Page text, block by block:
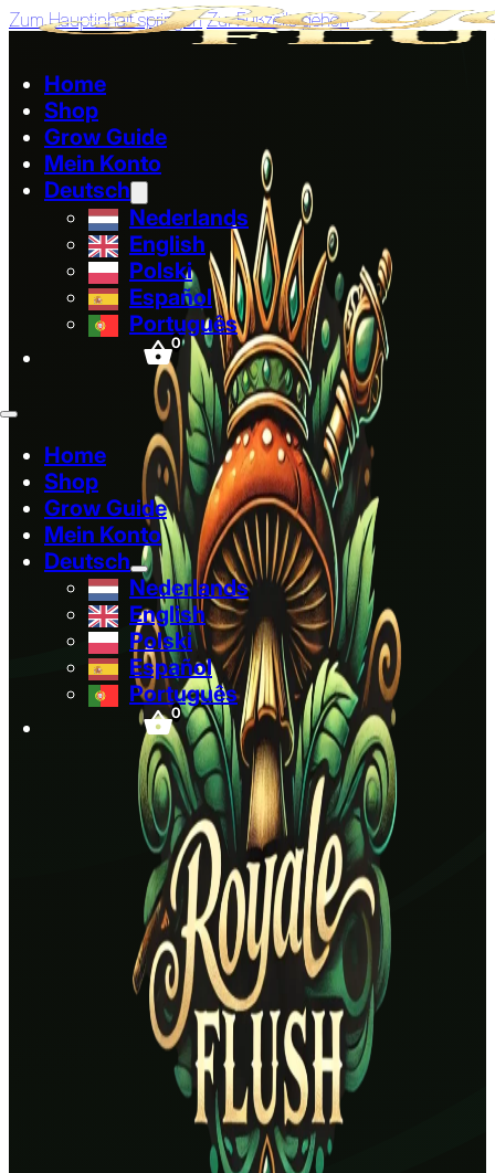
Zum Hauptinhalt springen Zur Fußzeile gehen
Home
Shop
Grow Guide
Mein Konto
Deutsch
Nederlands
English
Polski
Español
Português
0
Home
Shop
Grow Guide
Mein Konto
Deutsch
Nederlands
English
Polski
Español
Português
0